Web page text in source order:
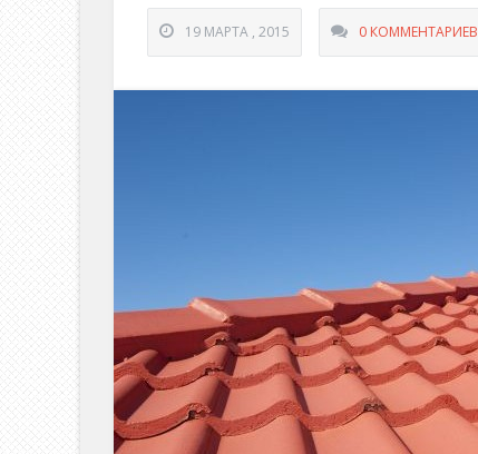
19 МАРТА , 2015 0 КОММЕНТАРИЕВ